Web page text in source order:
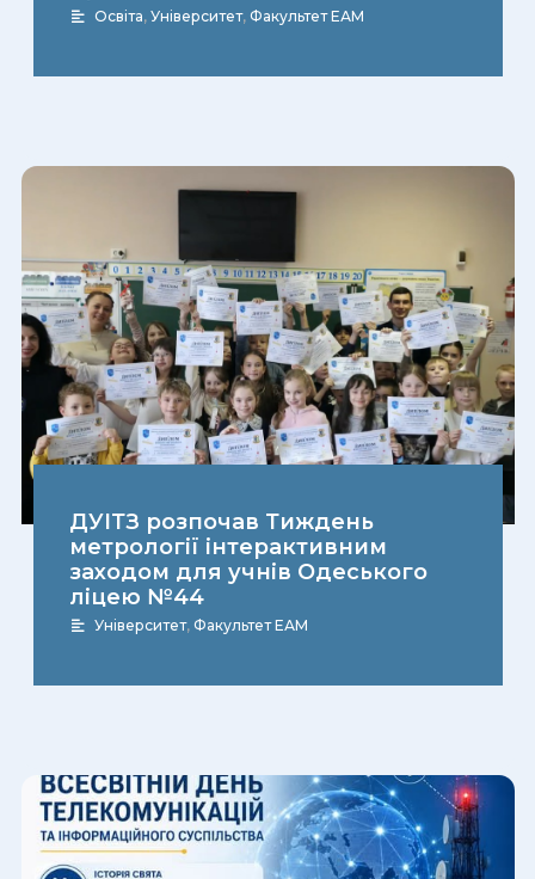
Освіта, Університет, Факультет ЕАМ
ДУІТЗ розпочав Тиждень
метрології інтерактивним
заходом для учнів Одеського
ліцею №44
Університет, Факультет ЕАМ